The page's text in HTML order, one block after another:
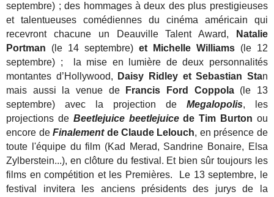
septembre) ; des hommages à deux des plus prestigieuses
et talentueuses comédiennes du cinéma américain qui
recevront chacune un Deauville Talent Award,
Natalie
Portman (le 14 septembre) et Michelle Williams (le 12
septembre) ; la mise en lumière de deux personnalités
montantes d’Hollywood,
Daisy Ridley et Sebastian Stan
mais aussi la venue deFrancis Ford Coppola (le 13
septembre) avec la projection de Megalopolis, les
projections de Beetlejuice beetlejuicede Tim Burton ou
encore deFinalementde Claude Lelouch, en présence de
toute l'équipe du film (Kad Merad, Sandrine Bonaire, Elsa
Zylberstein...), en clôture du festival. Et bien sûr toujours les
films en compétition et les Premières.
Le 13 septembre, le
festival invitera les anciens présidents des jurys de la